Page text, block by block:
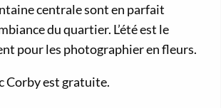
centrale sont en parfait
du quartier. L’été est le
pour les photographier en fleurs.
Corby est gratuite.